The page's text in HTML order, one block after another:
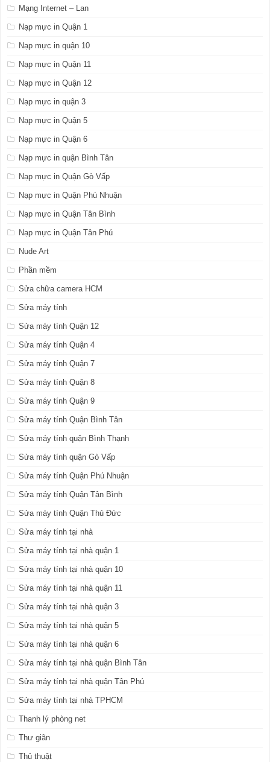
Mạng Internet – Lan
Nạp mực in Quận 1
Nạp mực in quận 10
Nạp mực in Quận 11
Nạp mực in Quận 12
Nạp mực in quận 3
Nạp mực in Quận 5
Nạp mực in Quận 6
Nạp mực in quận Bình Tân
Nạp mực in Quận Gò Vấp
Nạp mực in Quận Phú Nhuận
Nạp mực in Quận Tân Bình
Nạp mực in Quận Tân Phú
Nude Art
Phần mềm
Sửa chữa camera HCM
Sửa máy tính
Sửa máy tính Quận 12
Sửa máy tính Quận 4
Sửa máy tính Quận 7
Sửa máy tính Quận 8
Sửa máy tính Quận 9
Sửa máy tính Quận Bình Tân
Sửa máy tính quận Bình Thạnh
Sửa máy tính quận Gò Vấp
Sửa máy tính Quận Phú Nhuận
Sửa máy tính Quận Tân Bình
Sửa máy tính Quận Thủ Đức
Sửa máy tính tại nhà
Sửa máy tính tại nhà quận 1
Sửa máy tính tại nhà quận 10
Sửa máy tính tại nhà quận 11
Sửa máy tính tại nhà quận 3
Sửa máy tính tại nhà quận 5
Sửa máy tính tại nhà quận 6
Sửa máy tính tại nhà quận Bình Tân
Sửa máy tính tại nhà quận Tân Phú
Sửa máy tính tại nhà TPHCM
Thanh lý phòng net
Thư giãn
Thủ thuật